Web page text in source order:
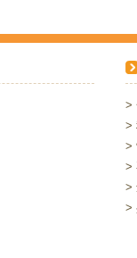
>
>
>
>
>
>